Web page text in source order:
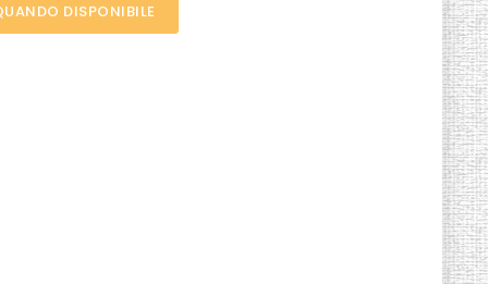
DISPONIBILE